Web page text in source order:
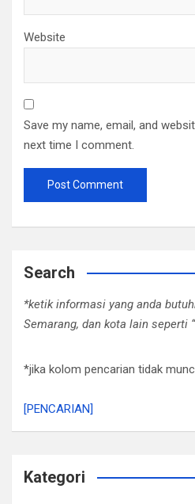
Website
Save my name, email, and
next time I comment.
Search
*ketik informasi yang anda
Semarang, dan kota lain seperti
*jika kolom pencarian tidak
[PENCARIAN]
Kategori